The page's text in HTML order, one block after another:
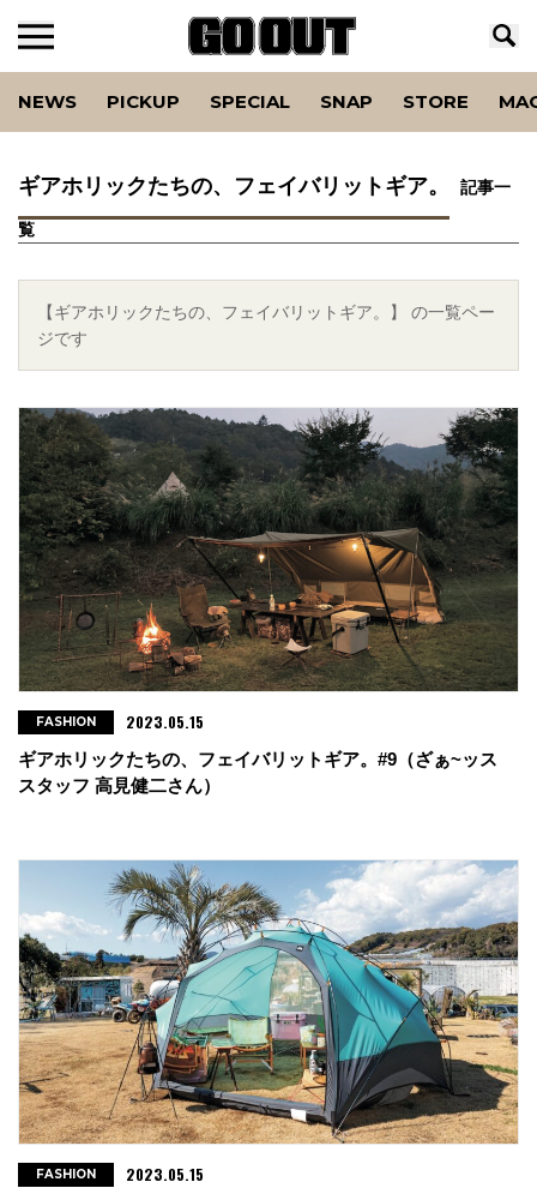
NEWS PICKUP SPECIAL SNAP STORE
ギアホリックたちの、フェイバリットギア。
記事一
覧
【ギアホリックたちの、フェイバリットギア。】 の一覧ペー
ジです
ギアホリックたちの、フェイバリットギア。#9（ざぁ~ッス
スタッフ 高見健二さん）
FASHION 2023.05.15
FASHION 2023.05.15